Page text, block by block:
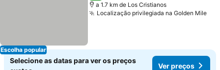
Escolha popular
a 1.7 km de Los Cristianos
Localização privilegiada na Golden Mile
Selecione as datas para ver os preços
Ver preços